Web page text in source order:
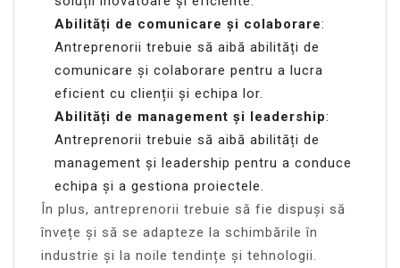
Abilități de comunicare și colaborare:
Antreprenorii trebuie să aibă abilități de
comunicare și colaborare pentru a lucra
eficient cu clienții și echipa lor.
Abilități de management și leadership:
Antreprenorii trebuie să aibă abilități de
management și leadership pentru a conduce
echipa și a gestiona proiectele.
În plus, antreprenorii trebuie să fie dispuși să
învețe și să se adapteze la schimbările în
industrie și la noile tendințe și tehnologii.